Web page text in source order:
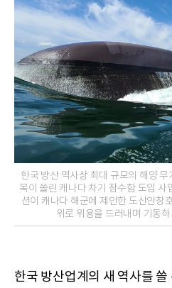
한국 방산 역사상 최대 규모의 해양 무
목이 쏠린 캐나다 차기 잠수함 도입 사
션이 캐나다 해군에 제안한 도산안창
위로 위용을 드러내며 기동
한국 방산업계의 새 역사를